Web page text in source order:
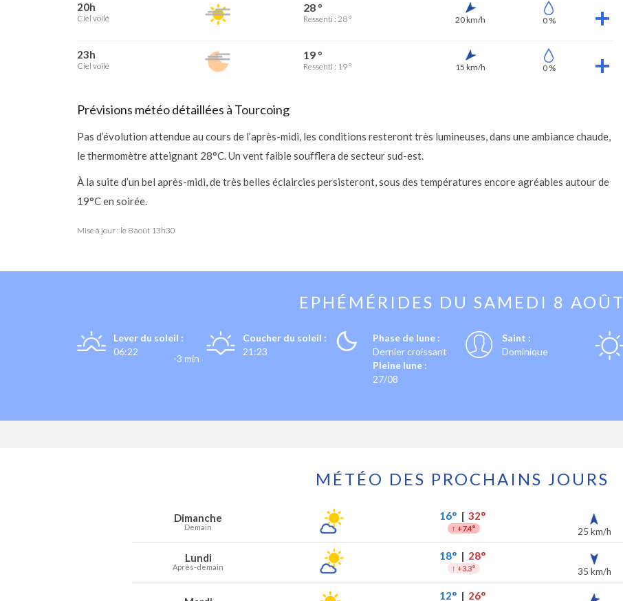
20h
Ciel voilé
28 °
Ressenti : 28 ° 20 km/h 0 %
23h
Ciel voilé
19 °
Ressenti : 19 ° 15 km/h 0 %
Prévisions météo détaillées à Tourcoing
Pas d’évolution attendue au cours de l’après-midi, les conditions resteront très lumineuses, dans une ambiance chaude,
le thermomètre atteignant 28°C. Un vent faible soufflera de secteur sud-est.
À la suite d’un bel après-midi, de très belles éclaircies persisteront, sous des températures encore agréables autour de
19°C en soirée.
Mise à jour : le 8 août 13h30
EPHÉMÉRIDES DU SAMEDI 8 AOÛT
Lever du soleil :
06:22
-3 min
Coucher du soleil :
21:23
Phase de lune :
Dernier croissant
Pleine lune :
27/08
Saint :
Dominique
MÉTÉO DES PROCHAINS JOURS
Prévisions météo à Tourcoing pour les 7 prochains jours
Météo Températures Précipitations
Dimanche
Demain
16°| 32°
↑ +7.4° 25 km/h
Lundi
Après-demain
18°| 28°
↑ +3.3° 35 km/h
12°| 26°